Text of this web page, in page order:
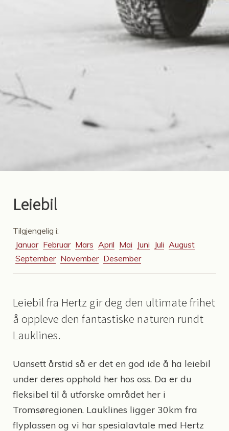
Leiebil
Tilgjengelig i:
Januar Februar Mars April Mai Juni Juli August
September November Desember
Leiebil fra Hertz gir deg den ultimate frihet
å oppleve den fantastiske naturen rundt
Lauklines.
Uansett årstid så er det en god ide å ha leiebil
under deres opphold her hos oss. Da er du
fleksibel til å utforske området her i
Tromsøregionen. Lauklines ligger 30km fra
flyplassen og vi har spesialavtale med Hertz